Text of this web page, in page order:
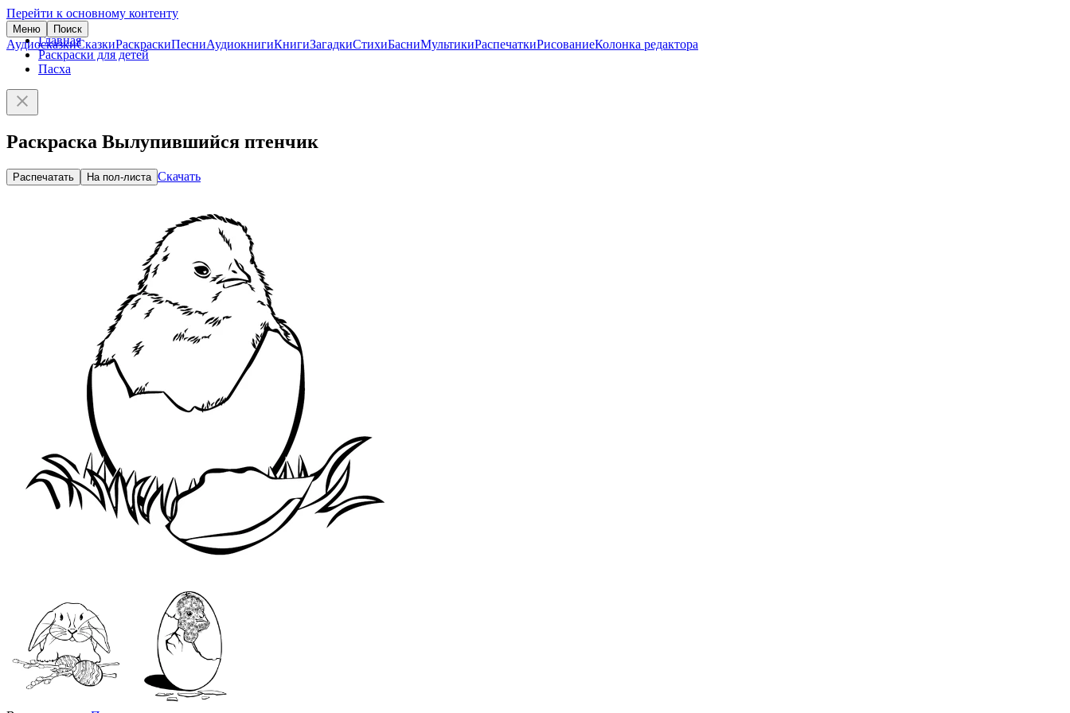
Перейти к основному контенту
Меню Поиск
АудиосказкиСказкиРаскраскиПесниАудиокнигиКнигиЗагадкиСтихиБасниМультикиРаспечаткиРисованиеКолонка редактора
Главная
Раскраски для детей
Пасха
Раскраска Вылупившийся птенчик
Распечатать На пол-листа Скачать